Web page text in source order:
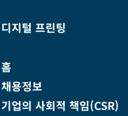
디지털 프린팅
홈
채용정보
기업의 사회적 책임(CSR)